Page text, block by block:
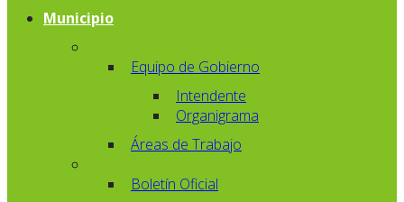
Municipio
Equipo de Gobierno
Intendente
Organigrama
Áreas de Trabajo
Boletín Oficial